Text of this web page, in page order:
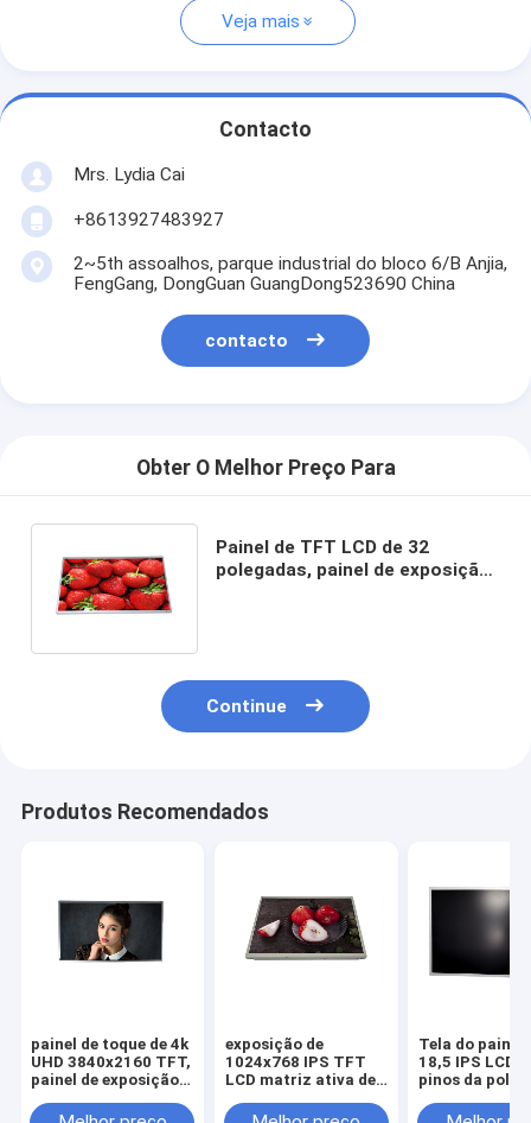
Veja mais
Contacto
Mrs. Lydia Cai
+8613927483927
2~5th assoalhos, parque industrial do bloco 6/B Anjia,
FengGang, DongGuan GuangDong523690 China
contacto
Obter O Melhor Preço Para
Painel de TFT LCD de 32
polegadas, painel de exposição
Continue
Produtos Recomendados
painel de toque de 4k
UHD 3840x2160 TFT,
painel de exposição
TFT de 27 pistas da
exposição de
1024x768 IPS TFT
LCD matriz ativa de
polegadas um si
Tela do painel
18,5 IPS LCD
pinos da
de luz normal